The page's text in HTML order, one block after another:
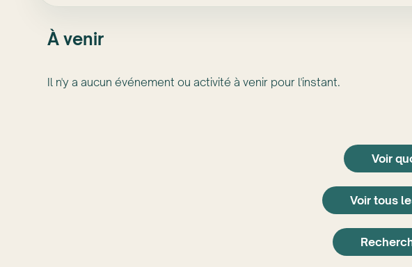
À venir
Il n'y a aucun événement ou activité à venir pour l'instant.
Voir
Voir tous